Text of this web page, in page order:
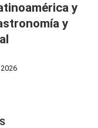
y
y
2026